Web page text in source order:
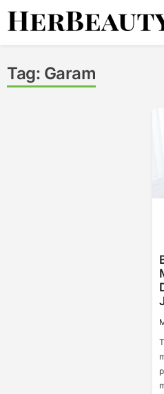
Skip
Tag: Garam